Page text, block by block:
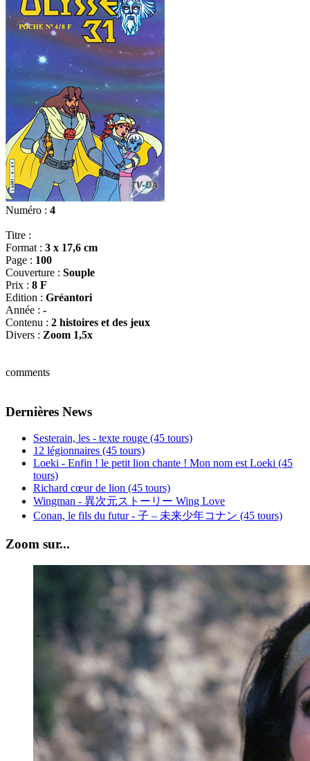
Numéro : 4
Titre :
Format : 3 x 17,6 cm
Page : 100
Couverture : Souple
Prix : 8 F
Edition : Gréantori
Année : -
Contenu : 2 histoires et des jeux
Divers : Zoom 1,5x
comments
Dernières News
Sesterain, les - texte rouge (45 tours)
12 légionnaires (45 tours)
Loeki - Enfin ! le petit lion chante ! Mon nom est Loeki (45
tours)
Richard cœur de lion (45 tours)
Wingman - 異次元ストーリー Wing Love
Conan, le fils du futur - 子 – 未来少年コナン (45 tours)
Zoom sur...